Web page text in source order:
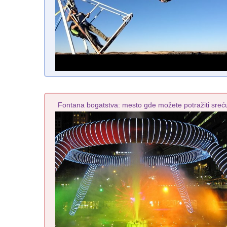
Fontana bogatstva: mesto gde možete potražiti